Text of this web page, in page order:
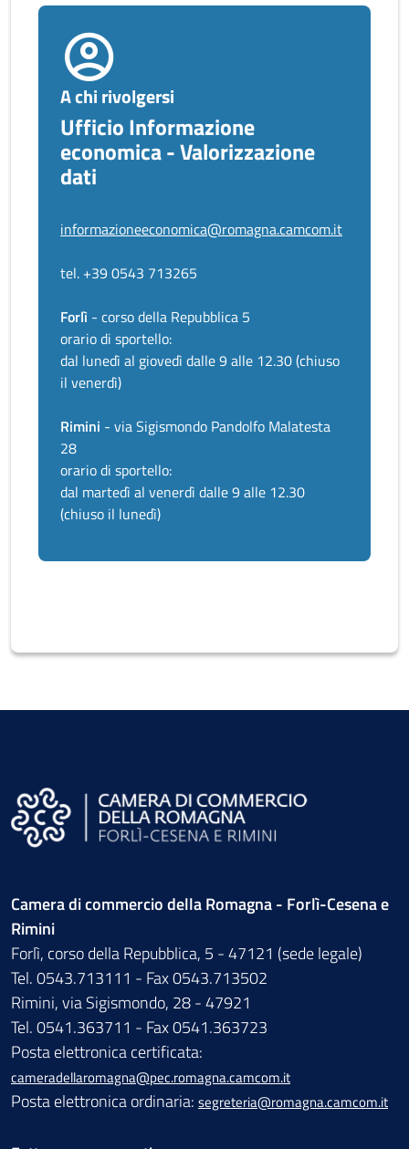
A chi rivolgersi
Ufficio Informazione
economica - Valorizzazione
dati
informazioneeconomica@romagna.camcom.it
tel. +39 0543 713265
Forlì - corso della Repubblica 5
orario di sportello:
dal lunedì al giovedì dalle 9 alle 12.30 (chiuso
il venerdì)
Rimini - via Sigismondo Pandolfo Malatesta
28
orario di sportello:
dal martedì al venerdì dalle 9 alle 12.30
(chiuso il lunedì)
Camera di commercio della Romagna - Forlì-Cesena e
Rimini
Forlì, corso della Repubblica, 5 - 47121 (sede legale)
Tel. 0543.713111 - Fax 0543.713502
Rimini, via Sigismondo, 28 - 47921
Tel. 0541.363711 - Fax 0541.363723
Posta elettronica certificata:
cameradellaromagna@pec.romagna.camcom.it
Posta elettronica ordinaria: segreteria@romagna.camcom.it